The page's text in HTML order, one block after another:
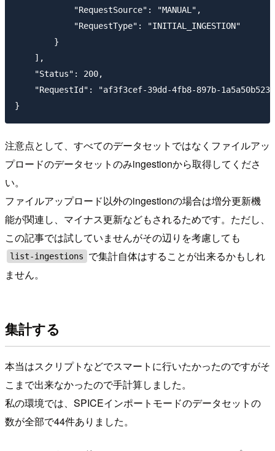
            "RequestSource": "MANUAL",
            "RequestType": "INITIAL_INGESTION"
        }
    ],
    "Status": 200,
"RequestId": "af3f3cef-39dd-4fb8-897b-
注意点として、すべてのデータセットではなくファイルアッ
プロードのデータセットのみingestionから取得してくださ
い。
ファイルアップロード以外のingestionの場合は増分更新機
能が関連し、マイナス更新などもされるためです。ただし、
この記事では試していませんがその辺りを考慮しても
list-ingestions
で集計自体はすることが出来るかもしれ
ません。
集計する
本当はスクリプトなどでスマートに行いたかったのですがそ
こまで出来なかったので手計算しました。
私の環境では、SPICEインポートモードのデータセットの
数が全部で44件ありました。